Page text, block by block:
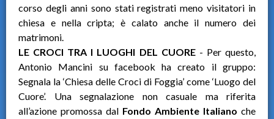
corso degli anni sono stati registrati meno visitatori in
chiesa e nella cripta; è calato anche il numero dei
matrimoni.
LE CROCI TRA I LUOGHI DEL CUORE- Per questo,
Antonio Mancini su facebook ha creato il gruppo:
Segnala la ‘Chiesa delle Croci di Foggia’ come ‘Luogo del
Cuore’. Una segnalazione non casuale ma riferita
all’azione promossa dal Fondo Ambiente Italiano che